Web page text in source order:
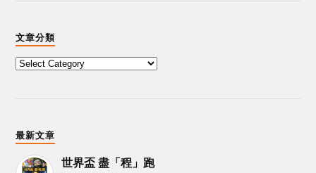
文章分類
最新文章
世界盃 盡「程」跑